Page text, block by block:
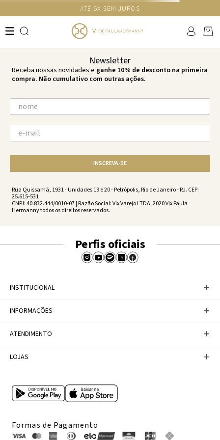
GANHE 10% NA PRIMEIRA COMPRA COM O CUPOM NEWS10
não encontramos resultados para:
'vestido-midi-carrie-gojiberry-
gojiberry-vc232143-2093'
O que você está procurando?